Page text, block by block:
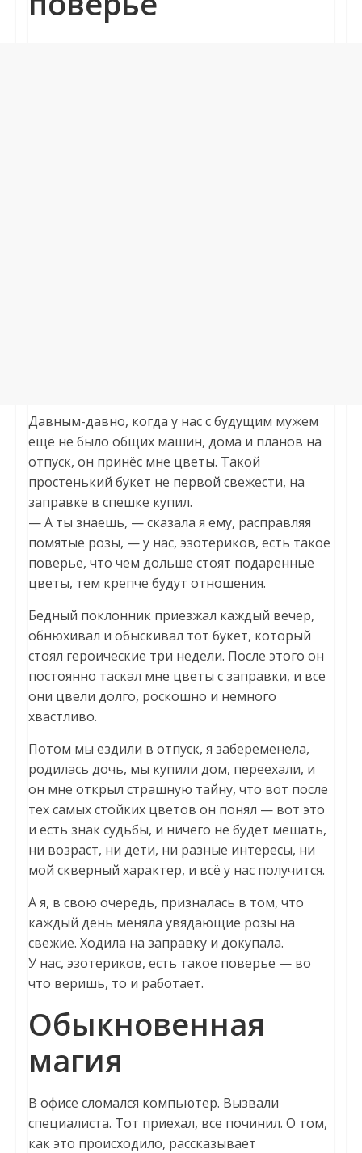
Давным-давно, когда у нас с будущим мужем
ещё не было общих машин, дома и планов на
отпуск, он принёс мне цветы. Такой
простенький букет не первой свежести, на
заправке в спешке купил.
— А ты знаешь, — сказала я ему, расправляя
помятые розы, — у нас, эзотериков, есть такое
поверье, что чем дольше стоят подаренные
цветы, тем крепче будут отношения.
Бедный поклонник приезжал каждый вечер,
обнюхивал и обыскивал тот букет, который
стоял героические три недели. После этого он
постоянно таскал мне цветы с заправки, и все
они цвели долго, роскошно и немного
хвастливо.
Потом мы ездили в отпуск, я забеременела,
родилась дочь, мы купили дом, переехали, и
он мне открыл страшную тайну, что вот после
тех самых стойких цветов он понял — вот это
и есть знак судьбы, и ничего не будет мешать,
ни возраст, ни дети, ни разные интересы, ни
мой скверный характер, и всё у нас получится.
А я, в свою очередь, призналась в том, что
каждый день меняла увядающие розы на
свежие. Ходила на заправку и докупала.
У нас, эзотериков, есть такое поверье — во
что веришь, то и работает.
Обыкновенная
магия
В офисе сломался компьютер. Вызвали
специалиста. Тот приехал, все починил. О том,
как это происходило, рассказывает